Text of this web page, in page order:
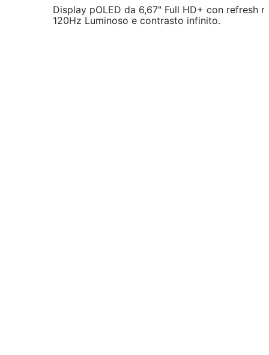
Display pOLED da 6,67" Full HD+ con refresh
120Hz Luminoso e contrasto infinito.